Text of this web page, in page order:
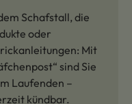
Schafstall, die
oder
Mit
sind Sie
Laufenden –
kündbar.